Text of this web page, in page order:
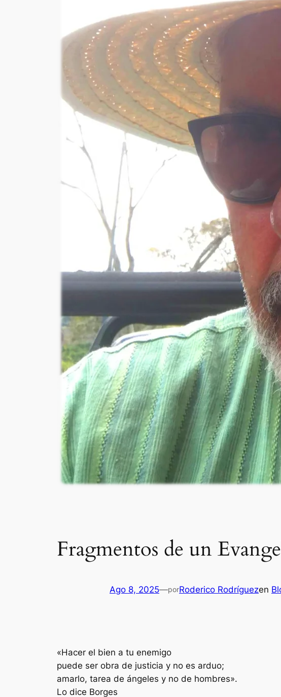
Fragmentos de un
Ago 8, 2025—porRoderico Rodríguezen
«Hacer el bien a tu enemigo
puede ser obra de justicia y no es arduo;
amarlo, tarea de ángeles y no de hombres».
Lo dice Borges